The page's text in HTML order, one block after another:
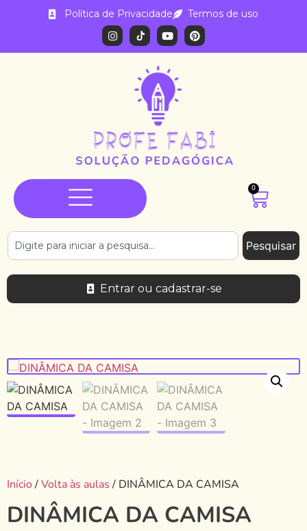
Política de Privacidade Termos de uso
0
Pesquisar
Entrar ou cadastrar-se
Início/Volta às aulas / DINÂMICA DA CAMISA
DINÂMICA DA CAMISA